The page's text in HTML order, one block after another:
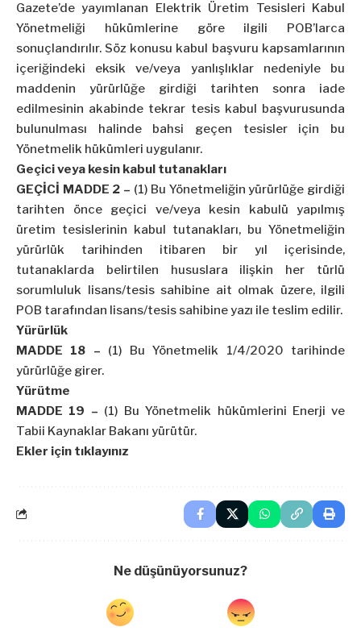
Gazete’de yayımlanan Elektrik Üretim Tesisleri Kabul
Yönetmeliği hükümlerine göre ilgili POB’larca
sonuçlandırılır. Söz konusu kabul başvuru kapsamlarının
içeriğindeki eksik ve/veya yanlışlıklar nedeniyle bu
maddenin yürürlüğe girdiği tarihten sonra iade
edilmesinin akabinde tekrar tesis kabul başvurusunda
bulunulması halinde bahsi geçen tesisler için bu
Yönetmelik hükümleri uygulanır.
Geçici veya kesin kabul tutanakları
GEÇİCİ MADDE 2 – (1) Bu Yönetmeliğin yürürlüğe girdiği
tarihten önce geçici ve/veya kesin kabulü yapılmış
üretim tesislerinin kabul tutanakları, bu Yönetmeliğin
yürürlük tarihinden itibaren bir yıl içerisinde,
tutanaklarda belirtilen hususlara ilişkin her türlü
sorumluluk lisans/tesis sahibine ait olmak üzere, ilgili
POB tarafından lisans/tesis sahibine yazı ile teslim edilir.
Yürürlük
MADDE 18 – (1) Bu Yönetmelik 1/4/2020 tarihinde
yürürlüğe girer.
Yürütme
MADDE 19 – (1) Bu Yönetmelik hükümlerini Enerji ve
Tabii Kaynaklar Bakanı yürütür.
Ekler için tıklayınız
Ne düşünüyorsunuz?